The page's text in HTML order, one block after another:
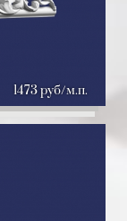
1473 руб/м.п.